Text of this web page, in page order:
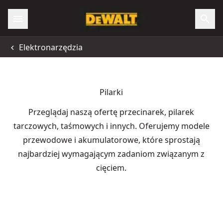
Elektronarzędzia
Pilarki
Przeglądaj naszą ofertę przecinarek, pilarek
tarczowych, taśmowych i innych. Oferujemy modele
przewodowe i akumulatorowe, które sprostają
najbardziej wymagającym zadaniom związanym z
cięciem.